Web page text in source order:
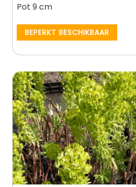
Pot 9 cm
BEPERKT BESCHIKBAAR